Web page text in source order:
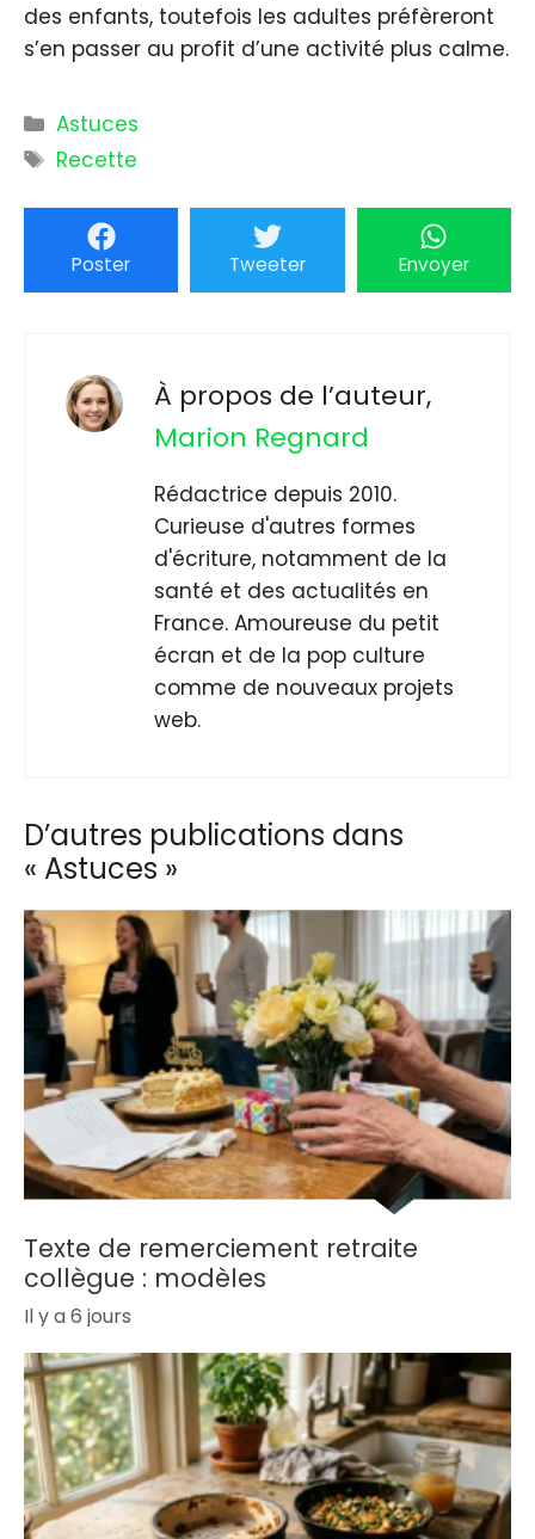
des enfants, toutefois les adultes préfèreront
s’en passer au profit d’une activité plus calme.
Catégories
Astuces
Étiquettes
Recette
Poster Tweeter Envoyer
À propos de l’auteur,
Marion Regnard
Rédactrice depuis 2010.
Curieuse d'autres formes
d'écriture, notamment de la
santé et des actualités en
France. Amoureuse du petit
écran et de la pop culture
comme de nouveaux projets
web.
D’autres publications dans
« Astuces »
Texte de remerciement retraite
collègue : modèles
Il y a 6 jours